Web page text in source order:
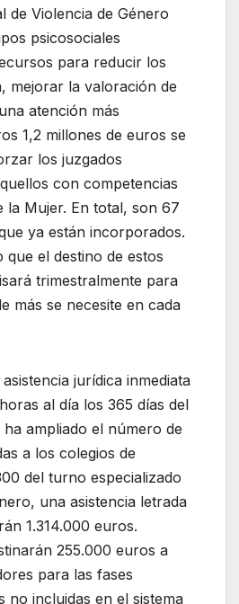
de Violencia de Género
psicosociales
para reducir los
mejorar la valoración de
atención más
1,2 millones de euros se
los juzgados
con competencias
la Mujer. En total, son 67
ya están incorporados.
que el destino de estos
trimestralmente para
más se necesite en cada
jurídica inmediata
al día los 365 días del
ampliado el número de
a los colegios de
del turno especializado
una asistencia letrada
1.314.000 euros.
255.000 euros a
para las fases
no incluidas en el sistema